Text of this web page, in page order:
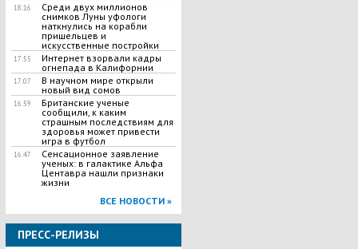
18:16
Среди двух миллионов
снимков Луны уфологи
наткнулись на корабли
пришельцев и
искусственные постройки
17:55
Интернет взорвали кадры
огнепада в Калифорнии
17:07
В научном мире открыли
новый вид сомов
16:59
Британские ученые
сообщили, к каким
страшным последствиям для
здоровья может привести
игра в футбол
16:47
Сенсационное заявление
ученых: в галактике Альфа
Центавра нашли признаки
жизни
ВСЕ НОВОСТИ »
ПРЕСС-РЕЛИЗЫ